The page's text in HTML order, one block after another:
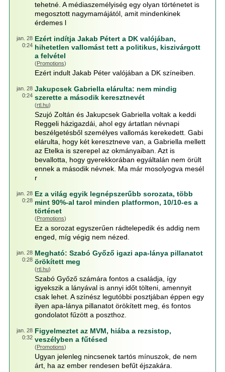
tehetné. A médiaszemélyiség egy olyan történetet is
megosztott nagymamájától, amit mindenkinek
érdemes l
jan. 28
0:24
Ezért indítja Jakab Pétert a DK valójában,
hihetetlen vallomást tett a politikus, kiszivárgott
a felvétel
(Promotions)
Ezért indult Jakab Péter valójában a DK színeiben.
jan. 28
0:24
Jakupcsek Gabriella elárulta: nem mindig
szerette a második keresztnevét
(rtl.hu)
Szujó Zoltán és Jakupcsek Gabriella voltak a keddi
Reggeli házigazdái, ahol egy ártatlan névnapi
beszélgetésből személyes vallomás kerekedett. Gabi
elárulta, hogy két keresztneve van, a Gabriella mellett
az Etelka is szerepel az okmányaiban. Azt is
bevallotta, hogy gyerekkorában egyáltalán nem örült
ennek a második névnek. Ma már mosolyogva mesél
r
jan. 28
0:28
Ez a világ egyik legnépszerűbb sorozata, több
mint 90%-al tarol minden platformon, 10/10-es a
történet
(Promotions)
Ez a sorozat egyszerűen rádtelepedik és addig nem
enged, míg végig nem nézed.
jan. 28
0:28
Megható: Szabó Győző igazi apa-lánya pillanatot
örökített meg
(rtl.hu)
Szabó Győző számára fontos a családja, így
igyekszik a lányával is annyi időt tölteni, amennyit
csak lehet. A színész legutóbbi posztjában éppen egy
ilyen apa-lánya pillanatot örökített meg, és fontos
gondolatot fűzött a poszthoz.
jan. 28
0:32
Figyelmeztet az MVM, hiába a rezsistop,
veszélyben a fűtésed
(Promotions)
Ugyan jelenleg nincsenek tartós mínuszok, de nem
árt, ha az ember rendesen befűt éjszakára.